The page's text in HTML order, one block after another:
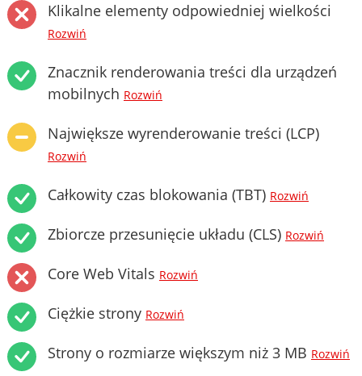
Klikalne elementy odpowiedniej wielkości
Rozwiń
Znacznik renderowania treści dla urządzeń
mobilnych Rozwiń
Największe wyrenderowanie treści (LCP)
Rozwiń
Całkowity czas blokowania (TBT) Rozwiń
Zbiorcze przesunięcie układu (CLS) Rozwiń
Core Web Vitals Rozwiń
Ciężkie strony Rozwiń
Strony o rozmiarze większym niż 3 MB Rozwiń